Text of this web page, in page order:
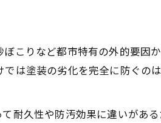
出る美観維持の方法
めるならこのエリアが最適
カーコーティング店の特長
店選びのポイント
こりなど都市特有の外的要因
は塗装の劣化を完全に防ぐの
耐久性や防汚効果に違いがあ